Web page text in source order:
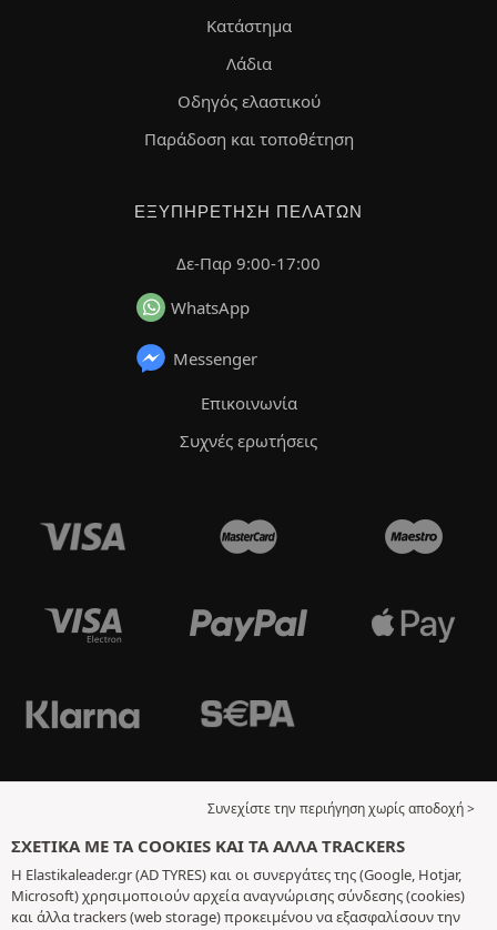
Κατάστημα
Λάδια
Οδηγός ελαστικού
Παράδοση και τοποθέτηση
ΕΞΥΠΗΡΈΤΗΣΗ ΠΕΛΑΤΏΝ
Δε-Παρ 9:00-17:00
WhatsApp
Messenger
Επικοινωνία
Συχνές ερωτήσεις
Συνεχίστε την περιήγηση χωρίς αποδοχή >
ΣΧΕΤΙΚΆ ΜΕ ΤΑ COOKIES ΚΑΙ ΤΑ ΆΛΛΑ TRACKERS
Η Elastikaleader.gr (AD TYRES) και οι συνεργάτες της (Google, Hotjar,
Microsoft) χρησιμοποιούν αρχεία αναγνώρισης σύνδεσης (cookies)
και άλλα trackers (web storage) προκειμένου να εξασφαλίσουν την